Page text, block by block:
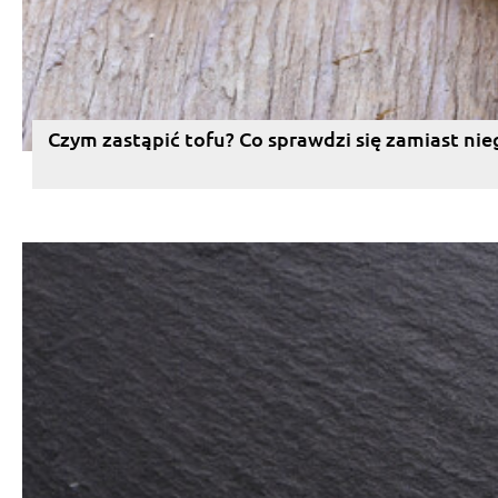
Czym zastąpić tofu? Co sprawdzi się zamiast